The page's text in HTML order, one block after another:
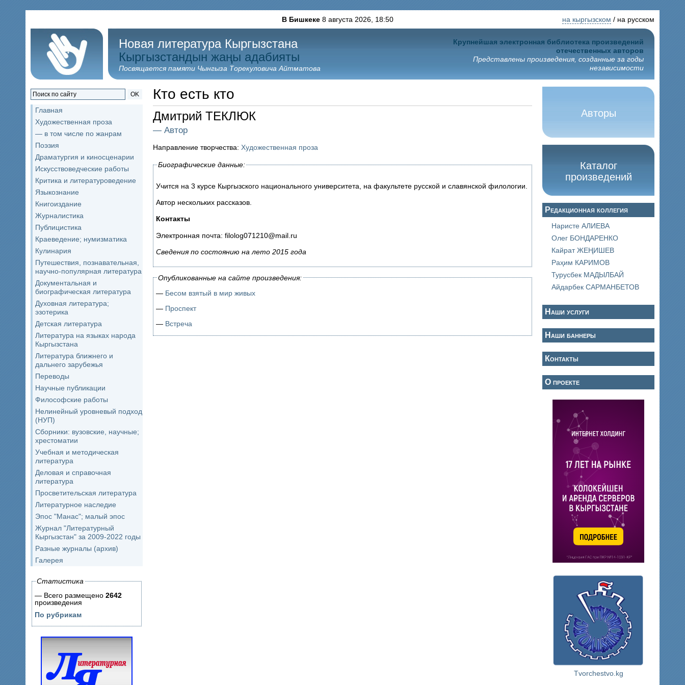
В Бишкеке8 августа 2026, 18:50 на кыргызском / на русском
Новая литература Кыргызстана
Кыргызстандын жаңы адабияты
Посвящается памяти Чынгыза Торекуловича Айтматова
Крупнейшая электронная библиотека произведений
отечественных авторов
Представлены произведения, созданные за годы
независимости
OK
Главная
Художественная проза
— в том числе по жанрам
Поэзия
Драматургия и киносценарии
Искусствоведческие работы
Критика и литературоведение
Языкознание
Книгоиздание
Журналистика
Публицистика
Краеведение; нумизматика
Кулинария
Путешествия, познавательная,
научно-популярная литература
Документальная и
биографическая литература
Духовная литература;
эзотерика
Детская литература
Литература на языках народа
Кыргызстана
Литература ближнего и
дальнего зарубежья
Переводы
Научные публикации
Философские работы
Нелинейный уровневый подход
(НУП)
Сборники: вузовские, научные;
хрестоматии
Учебная и методическая
литература
Деловая и справочная
литература
Просветительская литература
Литературное наследие
Эпос "Манас"; малый эпос
Журнал "Литературный
Кыргызстан" за 2009-2022 годы
Разные журналы (архив)
Галерея
Статистика
— Всего размещено 2642
произведения
По рубрикам
Кто есть кто
Дмитрий ТЕКЛЮК
— Автор
Направление творчества: Художественная проза
Биографические данные:
Учится на 3 курсе Кыргызского национального университета, на факультете русской и славянской филологии.
Автор нескольких рассказов.
Контакты
Электронная почта: filolog071210@mail.ru
Сведения по состоянию на лето 2015 года
Опубликованные на сайте произведения:
— Бесом взятый в мир живых
— Проспект
— Встреча
Авторы
Каталог
произведений
Редакционная коллегия
Наристе АЛИЕВА
Олег БОНДАРЕНКО
Кайрат ЖЕҢИШЕВ
Раҳим КАРИМОВ
Турусбек МАДЫЛБАЙ
Айдарбек САРМАНБЕТОВ
Наши услуги
Наши баннеры
Контакты
О проекте
Tvorchestvo.kg